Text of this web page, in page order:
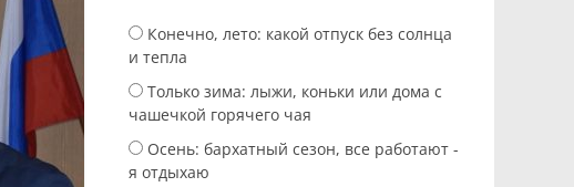
Конечно, лето: какой отпуск без солнца
и тепла
Только зима: лыжи, коньки или дома с
чашечкой горячего чая
Осень: бархатный сезон, все работают -
я отдыхаю